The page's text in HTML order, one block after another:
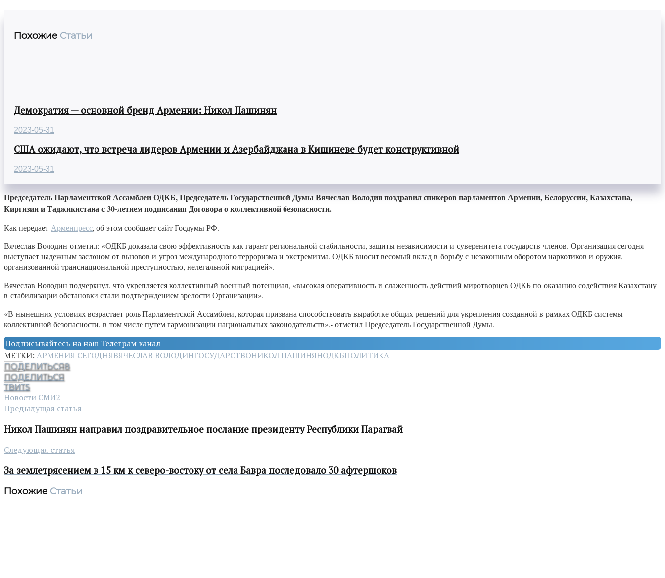
Похожие Статьи
Демократия — основной бренд Армении: Никол Пашинян
2023-05-31
США ожидают, что встреча лидеров Армении и Азербайджана в Кишиневе будет конструктивной
2023-05-31
Председатель Парламентской Ассамблеи ОДКБ, Председатель Государственной Думы Вячеслав Володин поздравил спикеров парламентов Армении, Белоруссии, Казахстана,
Киргизии и Таджикистана с 30-летием подписания Договора о коллективной безопасности.
Как передает Арменпресс, об этом сообщает сайт Госдумы РФ.
Вячеслав Володин отметил: «ОДКБ доказала свою эффективность как гарант региональной стабильности, защиты независимости и суверенитета государств-членов. Организация сегодня
выступает надежным заслоном от вызовов и угроз международного терроризма и экстремизма. ОДКБ вносит весомый вклад в борьбу с незаконным оборотом наркотиков и оружия,
организованной транснациональной преступностью, нелегальной миграцией».
Вячеслав Володин подчеркнул, что укрепляется коллективный военный потенциал, «высокая оперативность и слаженность действий миротворцев ОДКБ по оказанию содействия Казахстану
в стабилизации обстановки стали подтверждением зрелости Организации».
«В нынешних условиях возрастает роль Парламентской Ассамблеи, которая призвана способствовать выработке общих решений для укрепления созданной в рамках ОДКБ системы
коллективной безопасности, в том числе путем гармонизации национальных законодательств»,- отметил Председатель Государственной Думы.
Подписывайтесь на наш Телеграм канал
МЕТКИ: АРМЕНИЯ СЕГОДНЯВЯЧЕСЛАВ ВОЛОДИНГОСУДАРСТВОНИКОЛ ПАШИНЯНОДКБПОЛИТИКА
ПОДЕЛИТЬСЯ8
ПОДЕЛИТЬСЯ
ТВИТ5
Новости СМИ2
Предыдущая статья
Никол Пашинян направил поздравительное послание президенту Республики Парагвай
Следующая статья
За землетрясением в 15 км к северо-востоку от села Бавра последовало 30 афтершоков
Похожие Статьи